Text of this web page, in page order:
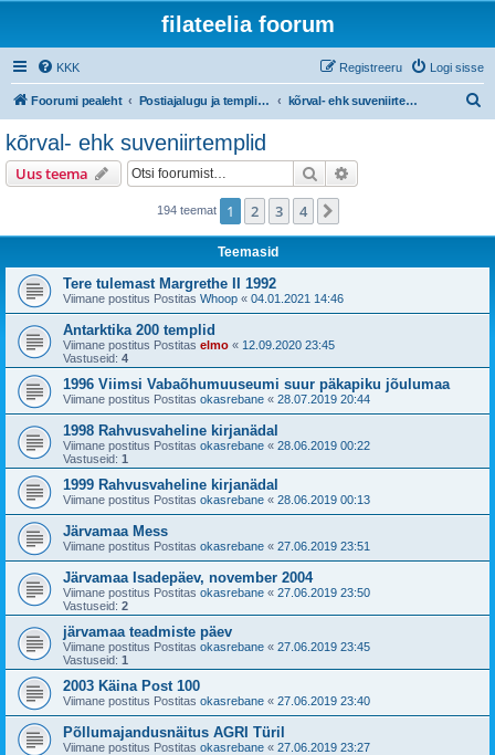
filateelia foorum
KKK Logi sisse
Registreeru
Foorumi pealeht Postiajalugu ja templijäljendite kogumine kõrval- ehk suveniirtemplid
kõrval- ehk suveniirtemplid
Uus teema Otsi
194 teemat 1 2 3 4
Teemasid
Tere tulemast Margrethe II 1992
Viimane postitus Postitas Whoop « 04.01.2021 14:46
Antarktika 200 templid
Viimane postitus Postitas elmo « 12.09.2020 23:45
Vastuseid: 4
1996 Viimsi Vabaõhumuuseumi suur päkapiku jõulumaa
Viimane postitus Postitas okasrebane « 28.07.2019 20:44
1998 Rahvusvaheline kirjanädal
Viimane postitus Postitas okasrebane « 28.06.2019 00:22
Vastuseid: 1
1999 Rahvusvaheline kirjanädal
Viimane postitus Postitas okasrebane « 28.06.2019 00:13
Järvamaa Mess
Viimane postitus Postitas okasrebane « 27.06.2019 23:51
Järvamaa Isadepäev, november 2004
Viimane postitus Postitas okasrebane « 27.06.2019 23:50
Vastuseid: 2
järvamaa teadmiste päev
Viimane postitus Postitas okasrebane « 27.06.2019 23:45
Vastuseid: 1
2003 Käina Post 100
Viimane postitus Postitas okasrebane « 27.06.2019 23:40
Põllumajandusnäitus AGRI Türil
Viimane postitus Postitas okasrebane « 27.06.2019 23:27